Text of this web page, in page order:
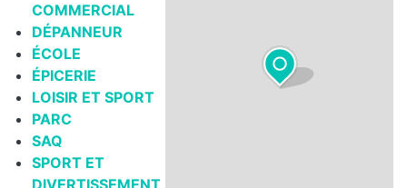
COMMERCIAL
DÉPANNEUR
ÉCOLE
ÉPICERIE
LOISIR ET SPORT
PARC
SAQ
SPORT ET
DIVERTISSEMENT